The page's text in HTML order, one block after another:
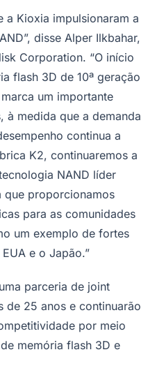
Corporation. “O início
flash 3D de 10ª geração
um importante
à medida que a demanda
continua a
K2, continuaremos a
NAND líder
que proporcionamos
para as comunidades
um exemplo de fortes
e o Japão.”
parceria de joint
por meio
memória flash 3D e